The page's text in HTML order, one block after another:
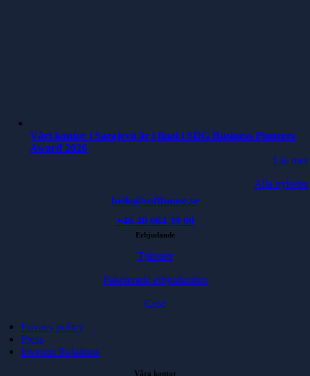
Vårt kontor i Sarajevo är i final i SDG Business Pioneers
Award 2026
Läs mer
Alla nyheter
hello@softhouse.se
+46 40 664 39 00
Erbjudande
Tjänster
Paketerade erbjudanden
Case
Privacy policy
Press
Investor Relations
Våra kontor